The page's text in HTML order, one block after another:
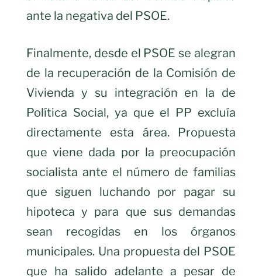
ante la negativa del PSOE.
Finalmente, desde el PSOE se alegran
de la recuperación de la Comisión de
Vivienda y su integración en la de
Política Social, ya que el PP excluía
directamente esta área. Propuesta
que viene dada por la preocupación
socialista ante el número de familias
que siguen luchando por pagar su
hipoteca y para que sus demandas
sean recogidas en los órganos
municipales. Una propuesta del PSOE
que ha salido adelante a pesar de